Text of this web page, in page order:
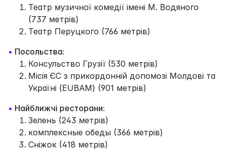
Театр музичної комедії імені М. Водяного
(737 метрів)
Театр Перуцкого (766 метрів)
• Посольства:
Консульство Грузії (530 метрів)
Місія ЄС з прикордонній допомозі Молдові та
Україні (EUBAM) (901 метрів)
• Найближчі ресторани:
Зелень (243 метрів)
комплексные обеды (366 метрів)
Сніжок (418 метрів)